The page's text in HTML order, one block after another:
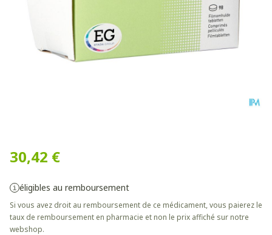
30,42 €
éligibles au remboursement
Si vous avez droit au remboursement de ce médicament, vous paierez le
taux de remboursement en pharmacie et non le prix affiché sur notre
webshop.